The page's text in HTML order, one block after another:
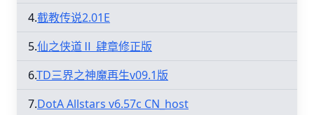
4.截教传说2.01E
5.仙之侠道Ⅱ 肆章修正版
6.TD三界之神魔再生v09.1版
7.DotA Allstars v6.57c CN_host